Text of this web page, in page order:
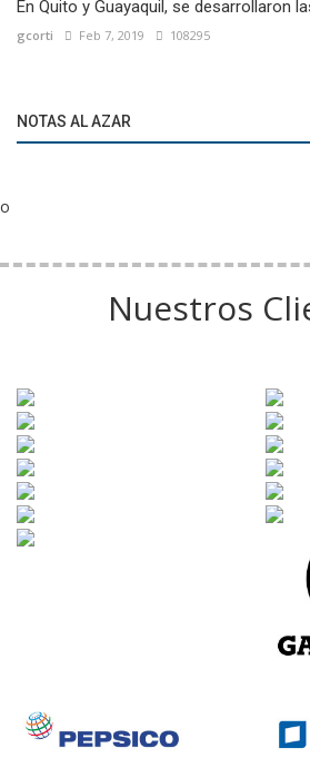
En Quito y Guayaquil, se desarrollaron
gcorti Feb 7, 2019 108295
NOTAS AL AZAR
Argentina
o
Nuestros